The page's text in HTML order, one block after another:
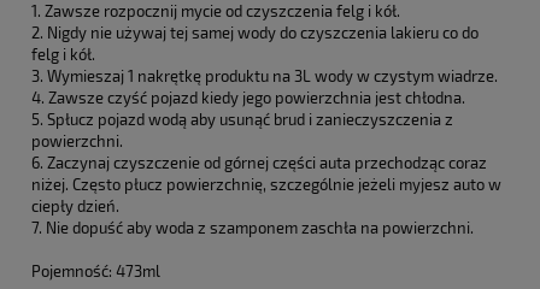
1. Zawsze rozpocznij mycie od czyszczenia felg i kół.
2. Nigdy nie używaj tej samej wody do czyszczenia lakieru co do
felg i kół.
3. Wymieszaj 1 nakrętkę produktu na 3L wody w czystym wiadrze.
4. Zawsze czyść pojazd kiedy jego powierzchnia jest chłodna.
5. Spłucz pojazd wodą aby usunąć brud i zanieczyszczenia z
powierzchni.
6. Zaczynaj czyszczenie od górnej części auta przechodząc coraz
niżej. Często płucz powierzchnię, szczególnie jeżeli myjesz auto w
ciepły dzień.
7. Nie dopuść aby woda z szamponem zaschła na powierzchni.
Pojemność: 473ml